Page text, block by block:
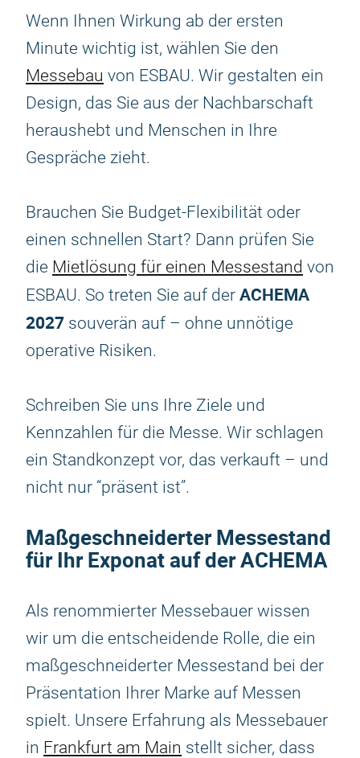
Wenn Ihnen Wirkung ab der ersten
Minute wichtig ist, wählen Sie den
Messebau von ESBAU. Wir gestalten ein
Design, das Sie aus der Nachbarschaft
heraushebt und Menschen in Ihre
Gespräche zieht.
Brauchen Sie Budget-Flexibilität oder
einen schnellen Start? Dann prüfen Sie
die Mietlösung für einen Messestand von
ESBAU. So treten Sie auf der ACHEMA
2027 souverän auf – ohne unnötige
operative Risiken.
Schreiben Sie uns Ihre Ziele und
Kennzahlen für die Messe. Wir schlagen
ein Standkonzept vor, das verkauft – und
nicht nur “präsent ist”.
Maßgeschneiderter Messestand
für Ihr Exponat auf der ACHEMA
Als renommierter Messebauer wissen
wir um die entscheidende Rolle, die ein
maßgeschneiderter Messestand bei der
Präsentation Ihrer Marke auf Messen
spielt. Unsere Erfahrung als Messebauer
in Frankfurt am Main stellt sicher, dass